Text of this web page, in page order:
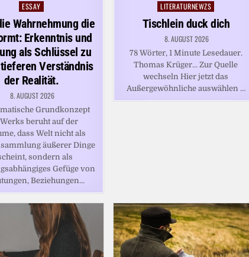
Posted
in
ESSAY
Wahrnehmung die
Erkenntnis und
als Schlüssel zu
Verständnis
der Realität.
8. AUGUST 2026
Grundkonzept
beruht auf der
dass Welt nicht als
äußerer Dinge
sondern als
Gefüge von
Beziehungen…
Posted
in
LITERATURNEWZS
Tischlein duck dich
8. AUGUST 2026
78 Wörter, 1 Minute Lesedauer.
Thomas Krüger… Zur Quelle
wechseln Hier jetzt das
Außergewöhnliche auswählen …